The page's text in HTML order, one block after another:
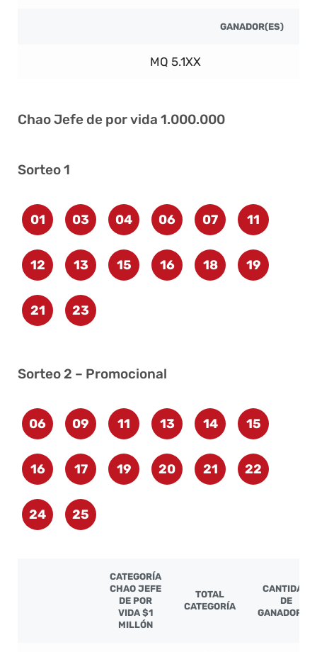
GANADOR(ES)
MQ 5.1XX
Chao Jefe de por vida 1.000.000
Sorteo 1
01 03 04 06 07 11
12 13 15 16 18 19
21 23
Sorteo 2 – Promocional
06 09 11 13 14 15
16 17 19 20 21 22
24 25
CATEGORÍA
CHAO JEFE
DE POR
VIDA $1
MILLÓN
TOTAL
CATEGORÍA
CANTIDAD
DE
GANADORES